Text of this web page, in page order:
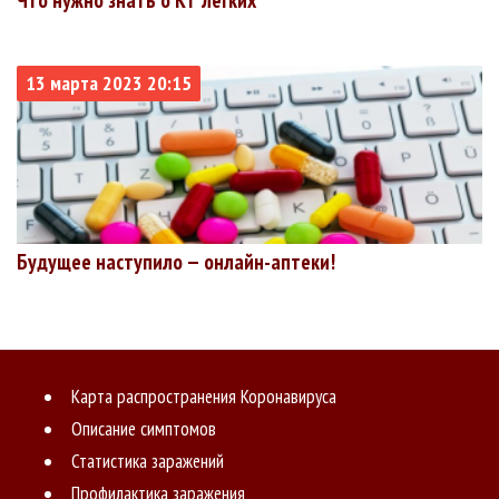
13 марта 2023 20:15
Будущее наступило — онлайн-аптеки!
Карта распространения Коронавируса
Описание симптомов
Статистика заражений
Профилактика заражения